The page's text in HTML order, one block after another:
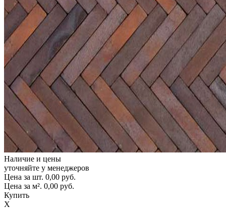
Наличие и цены
уточняйте у менеджеров
Цена за шт. 0,00 руб.
Цена за м². 0,00 руб.
Купить
X